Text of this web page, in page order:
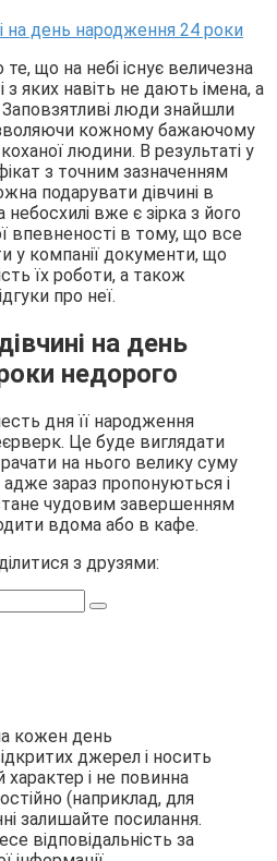
що на небі існує величезна
з яких навіть не дають імена, а
люди знайшли
кожному бажаючому
людини. В результаті у
з точним зазначенням
подарувати дівчині в
вже є зірка з його
впевненості в тому, що все
у компанії документи, що
їх роботи, а також
про неї.
на день
недорого
дня її народження
Це буде виглядати
на нього велику суму
зараз пропонуються і
чудовим завершенням
вдома або в кафе.
з друзями:
кожен день
джерел і носить
і не повинна
(наприклад, для
залишайте посилання.
відповідальність за